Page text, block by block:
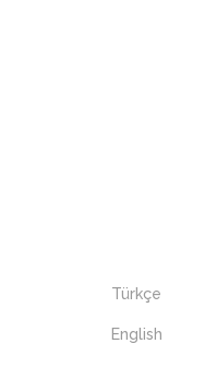
Türkçe
English